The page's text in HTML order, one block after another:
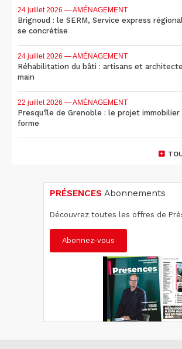
24 juillet 2026 — AMÉNAGEMENT
Brignoud : le SERM, Service express
se concrétise
24 juillet 2026 — AMÉNAGEMENT
Réhabilitation du bâti : artisans et
main
22 juillet 2026 — AMÉNAGEMENT
Presqu'île de Grenoble : le projet immobilier
forme
PRÉSENCES Abonnements
Découvrez toutes les offres de
Abonnez-vous